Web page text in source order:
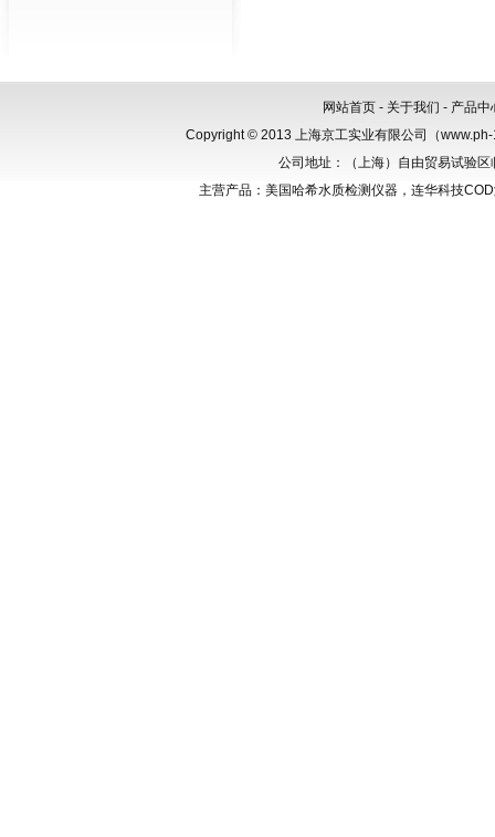
网站首页 - 关于我们 - 产品中
Copyright © 2013 上海京工实业有限公司（
公司地址：（上海）自由贸易试验
主营产品：美国哈希水质检测仪器，连华科技